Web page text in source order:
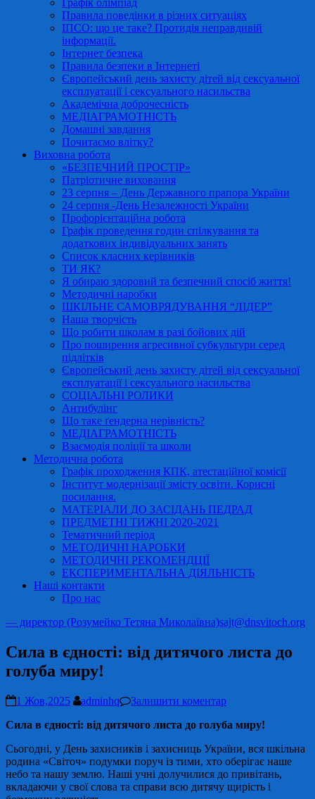
Графік олімпіад
Правила поведінки в різних ситуаціях
ІПСО: що це таке? Протидія неправдивій
інформації.
Інтернет безпека
Правила безпеки в Інтернеті
Європейський день захисту дітей від сексуальної
експлуатації і сексуального насильства
Академічна доброчесність
МЕДІАГРАМОТНІСТЬ
Домашні завдання
Почитаємо влітку?
Виховна робота
«БЕЗПЕЧНИЙ ПРОСТІР»
Патріотичне виховання
23 серпня – День Державного прапора України
24 серпня -День Незалежності України
Профорієнтаційна робота
Графік проведення годин спілкування та
додаткових індивідуальних занять
Список класних керівників
ТИ ЯК?
Я обираю здоровий та безпечний спосіб життя!
Методичні наробки
ШКІЛЬНЕ САМОВРЯДУВАННЯ “ЛІДЕР”
Наша творчість
Що робити школам в разі бойових дій
Про поширення агресивної субкультури серед
підлітків
Європейський день захисту дітей від сексуальної
експлуатації і сексуального насильства
СОЦІАЛЬНІ РОЛИКИ
Антибулінг
Що таке ґендерна нерівність?
МЕДІАГРАМОТНІСТЬ
Взаємодія поліції та школи
Методична робота
Графік проходження КПК, атестаційної комісії
Інститут модернізації змісту освіти. Корисні
посилання.
МАТЕРІАЛИ ДО ЗАСІДАНЬ ПЕДРАД
ПРЕДМЕТНІ ТИЖНІ 2020-2021
Тематичний період
МЕТОДИЧНІ НАРОБКИ
МЕТОДИЧНІ РЕКОМЕНДЦІЇ
ЕКСПЕРИМЕНТАЛЬНА ДІЯЛЬНІСТЬ
Наші контакти
Про нас
— директор (Розумейко Тетяна Миколаївна)sajt@dnsvitoch.org
Сила в єдності: від дитячого листа до
голуба миру!
1 Жов,2025 adminhq
Залишити коментар
Сила в єдності: від дитячого листа до голуба миру!
Сьогодні, у День захисників і захисниць України, вся шкільна
родина «Світоч» подумки поруч із тими, хто оберігає наше
небо та нашу землю. Наші учні долучилися до привітань,
вкладаючи у свої слова та справи всю дитячу щирість і